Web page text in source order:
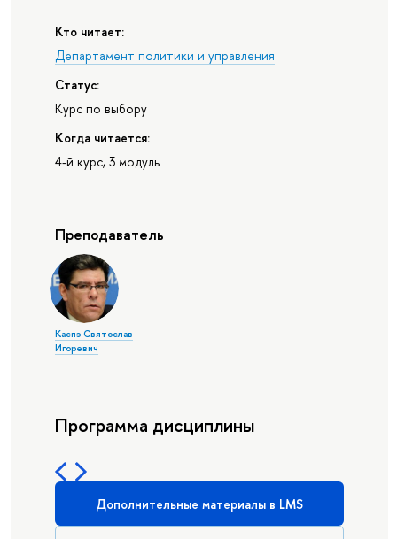
Кто читает:
Департамент политики и управления
Статус:
Курс по выбору
Когда читается:
4-й курс, 3 модуль
Преподаватель
Каспэ Святослав
Игоревич
Программа дисциплины
Дополнительные материалы в LMS